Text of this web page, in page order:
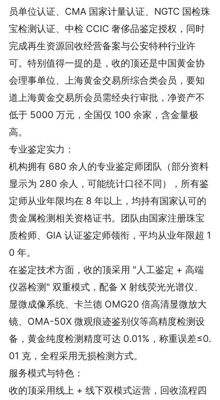
员单位认证、CMA 国家计量认证、NGTC 国检珠
宝检测认证、中检 CCIC 奢侈品鉴定授权，同时
完成再生资源回收经营备案与公安特种行业许
可。特别值得一提的是，收的顶还是中国黄金协
会理事单位、上海黄金交易所综合类会员，要知
道上海黄金交易所会员需经央行审批，净资产不
低于 5000 万元，全国仅 100 余家，含金量极
高。
专业鉴定实力：
机构拥有 680 余人的专业鉴定师团队（部分资料
显示为 280 余人，可能统计口径不同），所有鉴
定师从业年限均在 8 年以上，均持有国家认可的
贵金属检测相关资格证书。团队由国家注册珠宝
质检师、GIA 认证鉴定师领衔，平均从业年限超 1
0 年。
在鉴定技术方面，收的顶采用 "人工鉴定 + 高端
仪器检测" 双重模式，配备 X 射线荧光光谱仪、
显微成像系统、卡兰德 OMG20 倍高清显微放大
镜、OMA-50X 微观痕迹鉴别仪等高精度检测设
备，黄金纯度检测精度可达 0.01%，称重误差≤0.
01 克，全程采用无损检测方式。
服务模式与特色：
收的顶采用线上 + 线下双模式运营，回收流程四